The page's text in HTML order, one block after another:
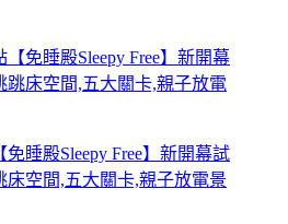
睡殿Sleepy Free】新開幕試
床空間,五大關卡,親子放電景